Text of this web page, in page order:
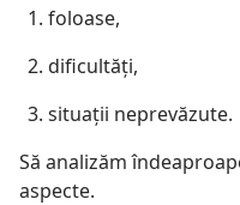
foloase,
dificultăţi,
situaţii neprevăzute.
Să analizăm
aspecte.